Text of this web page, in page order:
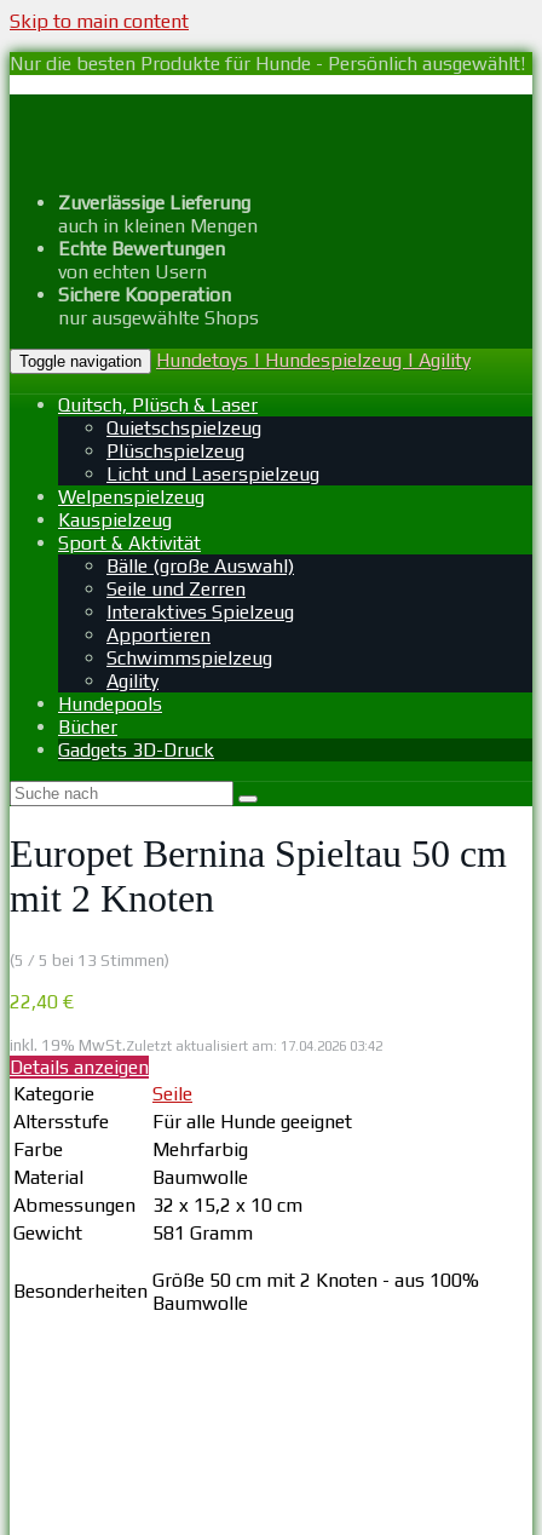
Skip to main content
Nur die besten Produkte für Hunde - Persönlich ausgewählt!
Zuverlässige Lieferung
auch in kleinen Mengen
Echte Bewertungen
von echten Usern
Sichere Kooperation
nur ausgewählte Shops
Toggle navigation
Hundetoys | Hundespielzeug | Agility
Quitsch, Plüsch & Laser
Quietschspielzeug
Plüschspielzeug
Licht und Laserspielzeug
Welpenspielzeug
Kauspielzeug
Sport & Aktivität
Bälle (große Auswahl)
Seile und Zerren
Interaktives Spielzeug
Apportieren
Schwimmspielzeug
Agility
Hundepools
Bücher
Gadgets 3D-Druck
Europet Bernina Spieltau 50 cm
mit 2 Knoten
(5 / 5 bei 13 Stimmen)
22,40 €
inkl. 19% MwSt.Zuletzt aktualisiert am: 17.04.2026 03:42
Details anzeigen
Kategorie
Seile
Altersstufe
Für alle Hunde geeignet
Farbe
Mehrfarbig
Material
Baumwolle
Abmessungen
32 x 15,2 x 10 cm
Gewicht
581 Gramm
Besonderheiten Größe 50 cm mit 2 Knoten - aus 100%
Baumwolle